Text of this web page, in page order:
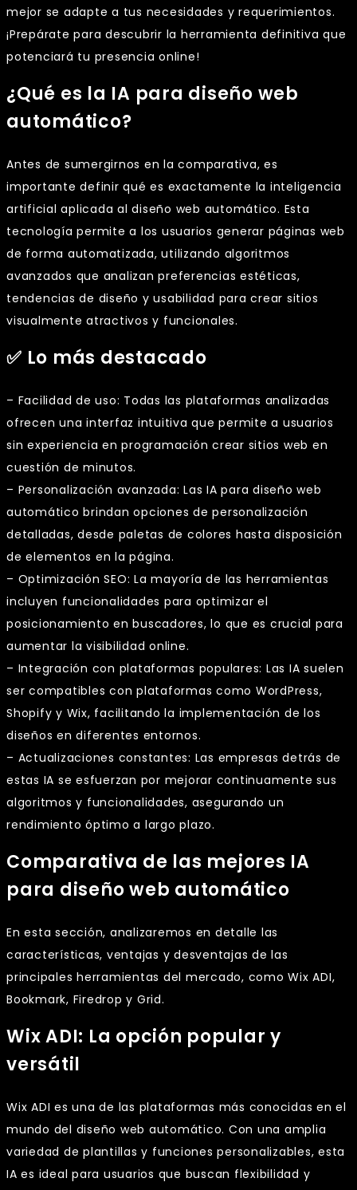
mejor se adapte a tus necesidades y requerimientos.
¡Prepárate para descubrir la herramienta definitiva que
potenciará tu presencia online!
¿Qué es la IA para diseño web
automático?
Antes de sumergirnos en la comparativa, es
importante definir qué es exactamente la inteligencia
artificial aplicada al diseño web automático. Esta
tecnología permite a los usuarios generar páginas web
de forma automatizada, utilizando algoritmos
avanzados que analizan preferencias estéticas,
tendencias de diseño y usabilidad para crear sitios
visualmente atractivos y funcionales.
✅ Lo más destacado
– Facilidad de uso: Todas las plataformas analizadas
ofrecen una interfaz intuitiva que permite a usuarios
sin experiencia en programación crear sitios web en
cuestión de minutos.
– Personalización avanzada: Las IA para diseño web
automático brindan opciones de personalización
detalladas, desde paletas de colores hasta disposición
de elementos en la página.
– Optimización SEO: La mayoría de las herramientas
incluyen funcionalidades para optimizar el
posicionamiento en buscadores, lo que es crucial para
aumentar la visibilidad online.
– Integración con plataformas populares: Las IA suelen
ser compatibles con plataformas como WordPress,
Shopify y Wix, facilitando la implementación de los
diseños en diferentes entornos.
– Actualizaciones constantes: Las empresas detrás de
estas IA se esfuerzan por mejorar continuamente sus
algoritmos y funcionalidades, asegurando un
rendimiento óptimo a largo plazo.
Comparativa de las mejores IA
para diseño web automático
En esta sección, analizaremos en detalle las
características, ventajas y desventajas de las
principales herramientas del mercado, como Wix ADI,
Bookmark, Firedrop y Grid.
Wix ADI: La opción popular y
versátil
Wix ADI es una de las plataformas más conocidas en el
mundo del diseño web automático. Con una amplia
variedad de plantillas y funciones personalizables, esta
IA es ideal para usuarios que buscan flexibilidad y